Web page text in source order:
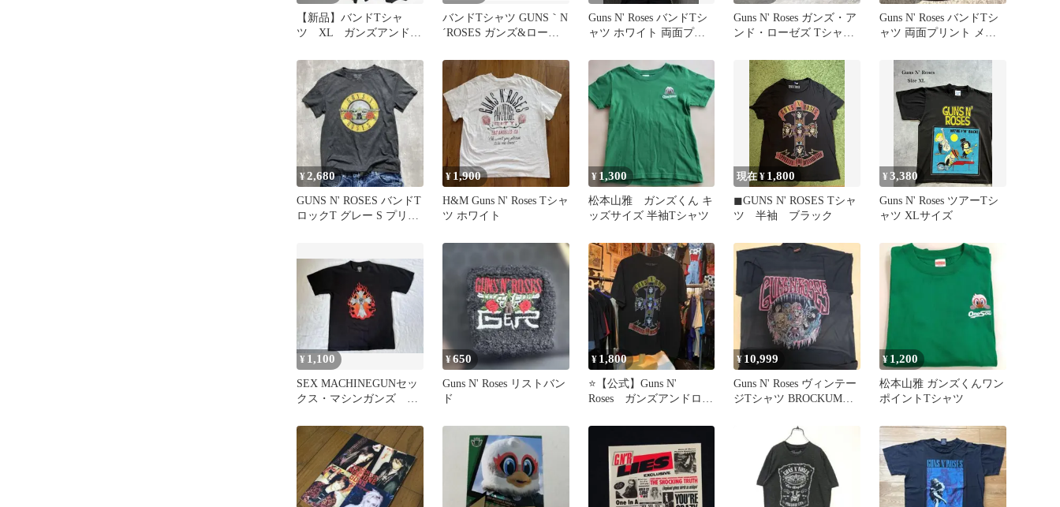
【新品】バンドTシャ
ツ XL ガンズアンドロ
バンドTシャツ GUNS｀N
´ROSES ガンズ&ローゼ
Guns N' Roses バンドTシ
ャツ ホワイト 両面プリ
Guns N' Roses ガンズ・ア
ンド・ローゼズ Tシャツ
Guns N' Roses バンドTシ
ャツ 両面プリント メン
¥2,680
GUNS N' ROSES バンドT
ロックT グレー S プリン
¥ 1,900
H&M Guns N' Roses Tシャ
ツ ホワイト
¥ 1,300
松本山雅 ガンズくん キ
ッズサイズ 半袖Tシャツ
現在 ¥ 1,800
◼︎GUNS N' ROSES Tシャ
ツ 半袖 ブラック
¥3,380
Guns N' Roses ツアーTシ
ャツ XLサイズ
¥ 1,100
SEX MACHINEGUNセッ
クス・マシンガンズ T
¥650
Guns N' Roses リストバン
ド
¥ 1,800
⭐️【公式】Guns N'
Roses ガンズアンドロー
¥ 10,999
Guns N' Roses ヴィンテー
ジTシャツ BROCKUM
¥ 1,200
松本山雅 ガンズくんワン
ポイントTシャツ